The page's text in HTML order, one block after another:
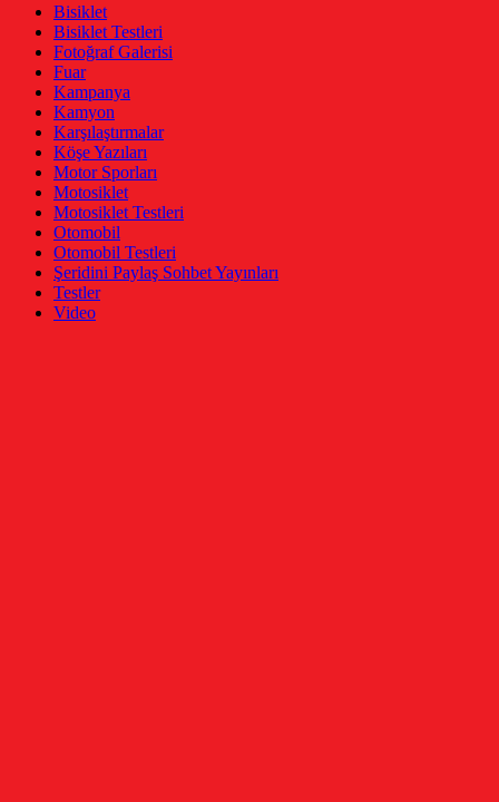
Bisiklet
Bisiklet Testleri
Fotoğraf Galerisi
Fuar
Kampanya
Kamyon
Karşılaştırmalar
Köşe Yazıları
Motor Sporları
Motosiklet
Motosiklet Testleri
Otomobil
Otomobil Testleri
Şeridini Paylaş Sohbet Yayınları
Testler
Video